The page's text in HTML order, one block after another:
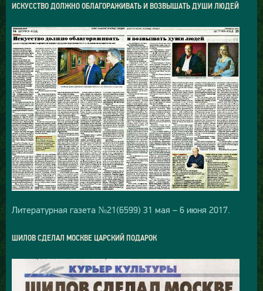
ИСКУССТВО ДОЛЖНО ОБЛАГОРАЖИВАТЬ И ВОЗВЫШАТЬ ДУШИ ЛЮДЕЙ
Литературная газета №21(6599) 31 мая – 6 июня 2017.
ШИЛОВ СДЕЛАЛ МОСКВЕ ЦАРСКИЙ ПОДАРОК